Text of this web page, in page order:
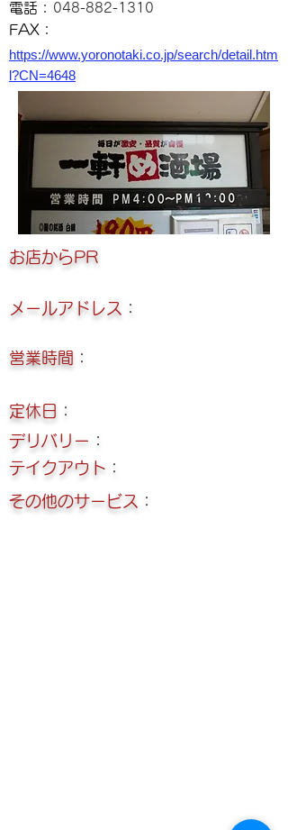
048-882-1310
電話：
FAX：
https://www.yoronotaki.co.jp/search/detail.htm
l?CN=4648
​お店からPR
メールアドレス ：
営業時間 ：
定休日 ：
デリバリー ：
テイクアウト ：
その他のサービス ：